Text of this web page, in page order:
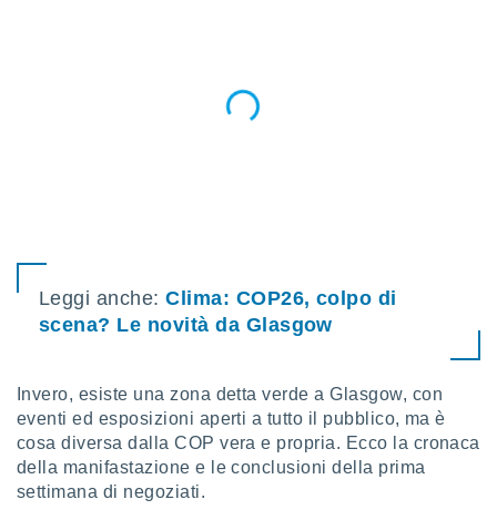
il
a piè
del
web.
Leggi anche:Clima: COP26, colpo di
scena? Le novità da Glasgow
Invero, esiste una zona detta verde a Glasgow, con
eventi ed esposizioni aperti a tutto il pubblico, ma è
cosa diversa dalla COP vera e propria. Ecco la cronaca
della manifastazione e le conclusioni della prima
settimana di negoziati.